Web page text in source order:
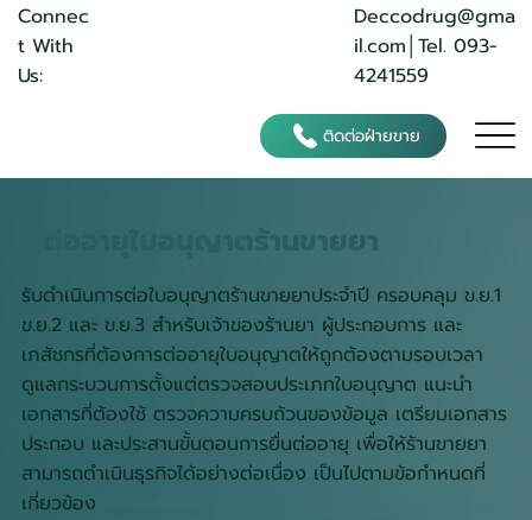
Connec
t With
Us:
Deccodrug@gma
il.com │Tel. 093-
4241559
ติดต่อฝ่ายขาย
ต่ออายุใบอนุญาตร้านขายยา
รับดำเนินการต่อใบอนุญาตร้านขายยาประจำปี ครอบคลุม ข.ย.1
ข.ย.2 และ ข.ย.3 สำหรับเจ้าของร้านยา ผู้ประกอบการ และ
เภสัชกรที่ต้องการต่ออายุใบอนุญาตให้ถูกต้องตามรอบเวลา
ดูแลกระบวนการตั้งแต่ตรวจสอบประเภทใบอนุญาต แนะนำ
เอกสารที่ต้องใช้ ตรวจความครบถ้วนของข้อมูล เตรียมเอกสาร
ประกอบ และประสานขั้นตอนการยื่นต่ออายุ เพื่อให้ร้านขายยา
สามารถดำเนินธุรกิจได้อย่างต่อเนื่อง เป็นไปตามข้อกำหนดที่
เกี่ยวข้อง